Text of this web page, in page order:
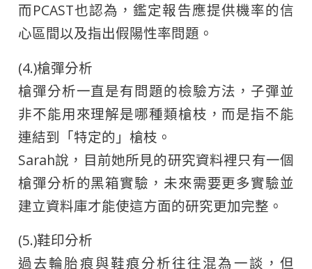
而PCAST也認為，鑑定報告應提供機率的信
心區間以及指出假陽性率問題。
(4.)槍彈分析
槍彈分析一直是有問題的檢驗方法，子彈並
非不能用來理解是哪種類槍枝，而是指不能
連結到「特定的」槍枝。
Sarah說，目前她所見的研究資料裡只有一個
槍彈分析的黑箱實驗，未來需要更多實驗並
建立資料庫才能使這方面的研究更加完整。
(5.)鞋印分析
過去輪胎痕與鞋痕分析往往混為一談，但